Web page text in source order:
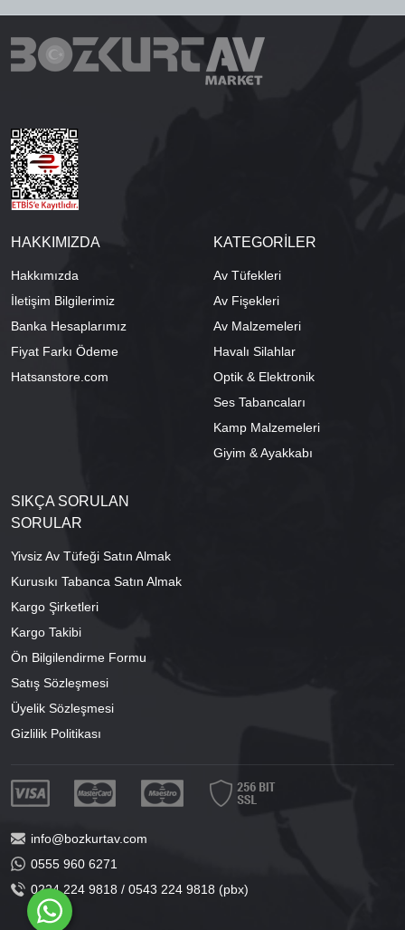
HAKKIMIZDA
Hakkımızda
İletişim Bilgilerimiz
Banka Hesaplarımız
Fiyat Farkı Ödeme
Hatsanstore.com
KATEGORİLER
Av Tüfekleri
Av Fişekleri
Av Malzemeleri
Havalı Silahlar
Optik & Elektronik
Ses Tabancaları
Kamp Malzemeleri
Giyim & Ayakkabı
SIKÇA SORULAN
SORULAR
Yivsiz Av Tüfeği Satın Almak
Kurusıkı Tabanca Satın Almak
Kargo Şirketleri
Kargo Takibi
Ön Bilgilendirme Formu
Satış Sözleşmesi
Üyelik Sözleşmesi
Gizlilik Politikası
info@bozkurtav.com
0555 960 6271
0224 224 9818 / 0543 224 9818 (pbx)